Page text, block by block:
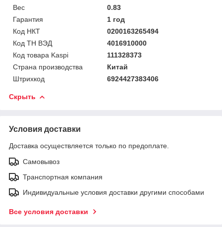
Вес
0.83
Гарантия
1 год
Код НКТ
0200163265494
Код ТН ВЭД
4016910000
Код товара Kaspi
111328373
Страна производства
Китай
Штрихкод
6924427383406
Скрыть
Условия доставки
Доставка осуществляется только по предоплате.
Самовывоз
Транспортная компания
Индивидуальные условия доставки другими способами
Все условия доставки